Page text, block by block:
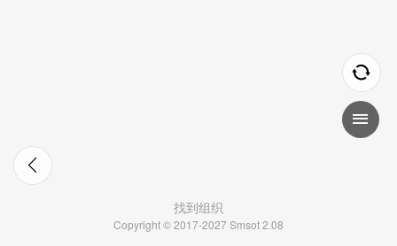
找到组织
Copyright © 2017-2027 Smsot 2.08